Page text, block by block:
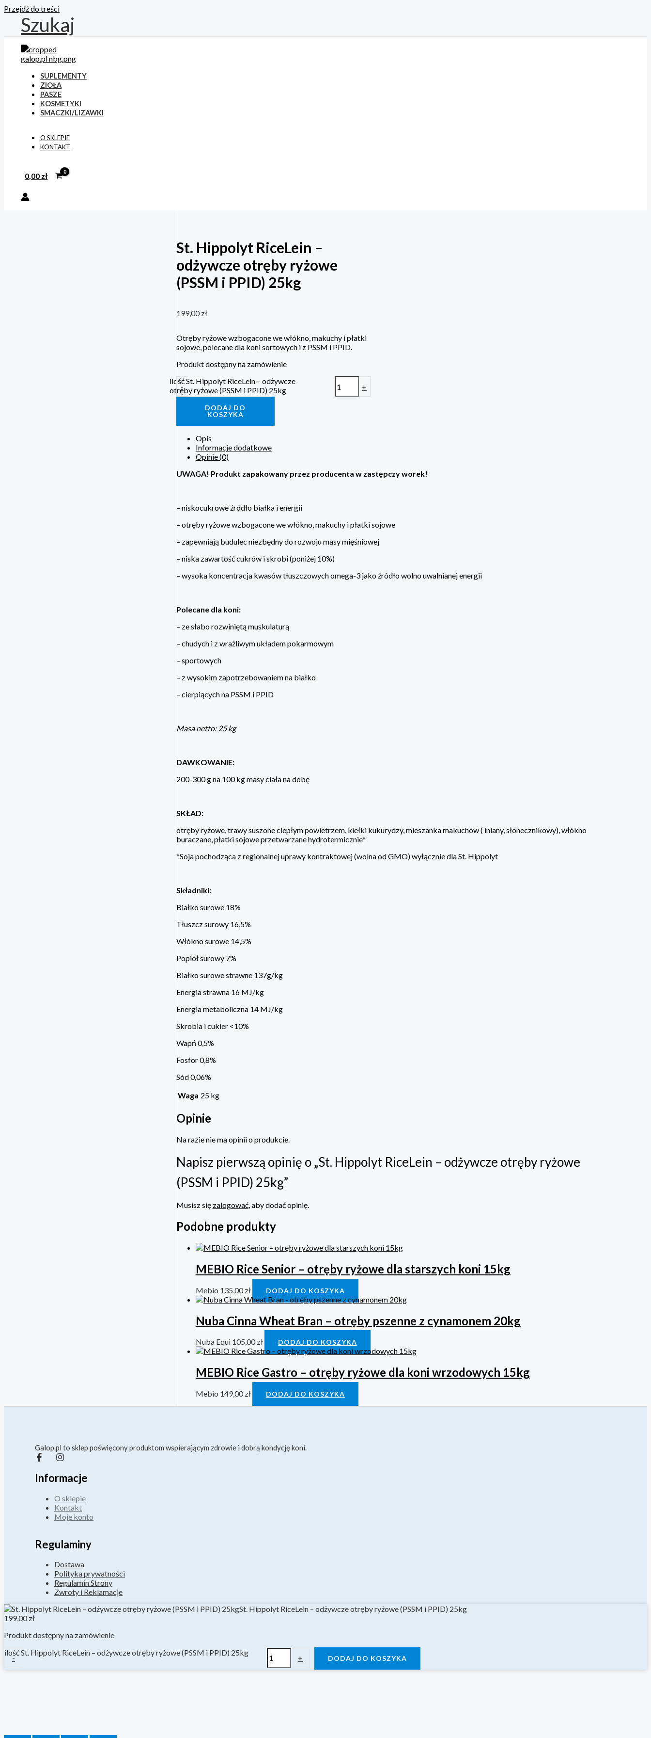
Przejdź do treści
Szukaj
SUPLEMENTY
ZIOŁA
PASZE
KOSMETYKI
SMACZKI/LIZAWKI
O SKLEPIE
KONTAKT
0,00 zł
St. Hippolyt RiceLein –
odżywcze otręby ryżowe
(PSSM i PPID) 25kg
199,00zł
Otręby ryżowe wzbogacone we włókno, makuchy i płatki
sojowe, polecane dla koni sortowych i z PSSM i PPID.
Produkt dostępny na zamówienie
-
ilość St. Hippolyt RiceLein – odżywcze
otręby ryżowe (PSSM i PPID) 25kg
+
DODAJ DO
KOSZYKA
Opis
Informacje dodatkowe
Opinie (0)
UWAGA! Produkt zapakowany przez producenta w zastępczy worek!
– niskocukrowe źródło białka i energii
– otręby ryżowe wzbogacone we włókno, makuchy i płatki sojowe
– zapewniają budulec niezbędny do rozwoju masy mięśniowej
– niska zawartość cukrów i skrobi (poniżej 10%)
– wysoka koncentracja kwasów tłuszczowych omega-3 jako źródło wolno uwalnianej energii
Polecane dla koni:
– ze słabo rozwiniętą muskulaturą
– chudych i z wrażliwym układem pokarmowym
– sportowych
– z wysokim zapotrzebowaniem na białko
– cierpiących na PSSM i PPID
Masa netto: 25 kg
DAWKOWANIE:
200-300 g na 100 kg masy ciała na dobę
SKŁAD:
otręby ryżowe, trawy suszone ciepłym powietrzem, kiełki kukurydzy, mieszanka makuchów ( lniany, słonecznikowy), włókno
buraczane, płatki sojowe przetwarzane hydrotermicznie*
*Soja pochodząca z regionalnej uprawy kontraktowej (wolna od GMO) wyłącznie dla St. Hippolyt
Składniki:
Białko surowe 18%
Tłuszcz surowy 16,5%
Włókno surowe 14,5%
Popiół surowy 7%
Białko surowe strawne 137g/kg
Energia strawna 16 MJ/kg
Energia metaboliczna 14 MJ/kg
Skrobia i cukier <10%
Wapń 0,5%
Fosfor 0,8%
Sód 0,06%
Waga 25 kg
Opinie
Na razie nie ma opinii o produkcie.
Napisz pierwszą opinię o „St. Hippolyt RiceLein – odżywcze otręby ryżowe
(PSSM i PPID) 25kg”
Musisz się zalogować, aby dodać opinię.
Podobne produkty
MEBIO Rice Senior – otręby ryżowe dla starszych koni 15kg
Mebio 135,00zł DODAJ DO KOSZYKA
Nuba Cinna Wheat Bran – otręby pszenne z cynamonem 20kg
Nuba Equi 105,00zł DODAJ DO KOSZYKA
MEBIO Rice Gastro – otręby ryżowe dla koni wrzodowych 15kg
Mebio 149,00zł DODAJ DO KOSZYKA
Galop.pl to sklep poświęcony produktom wspierającym zdrowie i dobrą kondycję koni.
Informacje
O sklepie
Kontakt
Moje konto
Regulaminy
Dostawa
Polityka prywatności
Regulamin Strony
Zwroty i Reklamacje
St. Hippolyt RiceLein – odżywcze otręby ryżowe (PSSM i PPID) 25kg
199,00zł
Produkt dostępny na zamówienie
-
ilość St. Hippolyt RiceLein – odżywcze otręby ryżowe (PSSM i PPID) 25kg
+ DODAJ DO KOSZYKA